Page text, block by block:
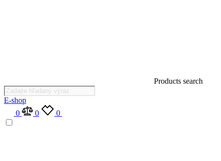
Products search
E-shop
0
0 0